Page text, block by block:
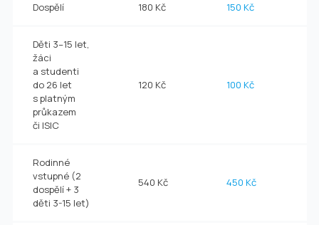
Dospělí 180 Kč 150 Kč
Děti 3–15 let,
žáci
a studenti
do 26 let
s platným
průkazem
či ISIC
120 Kč 100 Kč
Rodinné
vstupné (2
dospělí + 3
děti 3-15 let)
540 Kč 450 Kč